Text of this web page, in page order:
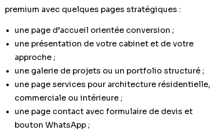
premium avec quelques pages stratégiques :
une page d’accueil orientée conversion ;
une présentation de votre cabinet et de votre
approche ;
une galerie de projets ou un portfolio structuré ;
une page services pour architecture résidentielle,
commerciale ou intérieure ;
une page contact avec formulaire de devis et
bouton WhatsApp ;